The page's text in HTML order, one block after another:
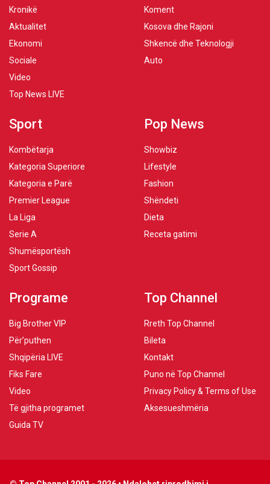
Kronikë
Aktualitet
Ekonomi
Sociale
Video
Top News LIVE
Koment
Kosova dhe Rajoni
Shkencë dhe Teknologji
Auto
Sport
Kombëtarja
Kategoria Superiore
Kategoria e Parë
Premier League
La Liga
Serie A
Shumësportësh
Sport Gossip
Pop News
Showbiz
Lifestyle
Fashion
Shëndeti
Dieta
Receta gatimi
Programe
Big Brother VIP
Për’puthen
Shqipëria LIVE
Fiks Fare
Video
Të gjitha programet
Guida TV
Top Channel
Rreth Top Channel
Bileta
Kontakt
Puno në Top Channel
Privacy Policy & Terms of Use
Aksesueshmëria